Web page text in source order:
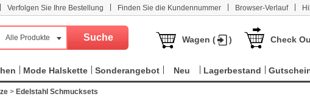
Verfolgen Sie Ihre Bestellung Finden Sie die Kundennummer Browser-Verlauf
Alle Produkte Wagen ( ) Check
Mode Halskette Sonderangebot Neu Lagerbestand
> Edelstahl Schmucksets